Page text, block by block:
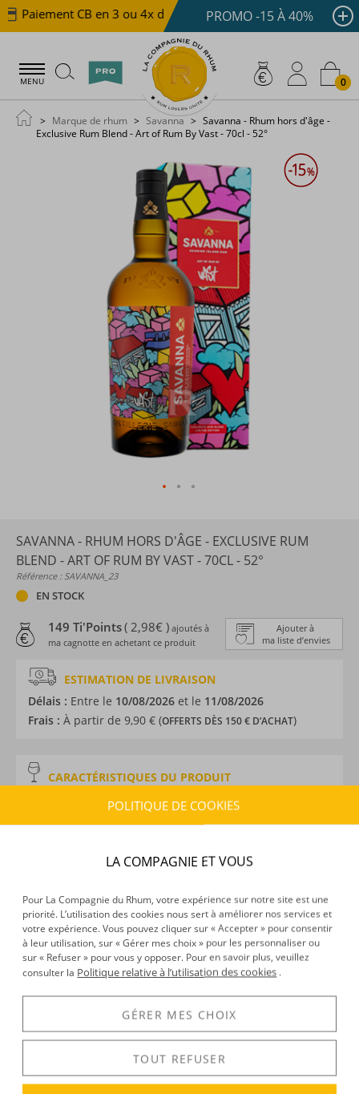
Paiement CB en 3 ou 4x dès 100 € Livraison offerte
PROMO -15 À 40%
MENU 0
Marque de rhum Savanna
Savanna - Rhum hors d'âge -
Exclusive Rum Blend - Art of Rum By Vast - 70cl - 52°
SAVANNA - RHUM HORS D'ÂGE - EXCLUSIVE RUM
BLEND - ART OF RUM BY VAST - 70CL - 52°
Référence : SAVANNA_23
EN STOCK
Ajouter à
ma liste d’envies
149 Ti'Points( 2,98€ ) ajoutés à
ma cagnotte en achetant ce produit
ESTIMATION DE LIVRAISON
Délais : Entre le 10/08/2026 et le 11/08/2026
Frais : À partir de 9,90 € (OFFERTS DÈS 150 € D’ACHAT)
CARACTÉRISTIQUES DU PRODUIT
Rhum traditionnel
Environnement de vieillissement :Tropical
Volume :70CL
Degré :52°
Edition :limitée à 2400 exemplaires
DÉCOUVERTE
Voir tous les produits : Savanna
POLITIQUE DE COOKIES
LA COMPAGNIE ET VOUS
Pour La Compagnie du Rhum, votre expérience sur notre site est une
priorité. L’utilisation des cookies nous sert à améliorer nos services et
votre expérience. Vous pouvez cliquer sur « Accepter » pour consentir
à leur utilisation, sur « Gérer mes choix » pour les personnaliser ou
sur « Refuser » pour vous y opposer. Pour en savoir plus, veuillez
consulter la Politique relative à l’utilisation des cookies .
GÉRER MES CHOIX
TOUT REFUSER